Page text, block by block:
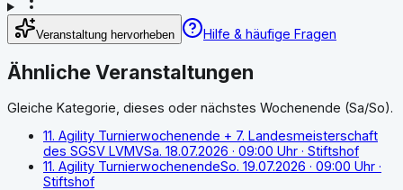
Veranstaltung hervorheben Hilfe & häufige Fragen
Ähnliche Veranstaltungen
Gleiche Kategorie, dieses oder nächstes Wochenende (Sa/So).
11. Agility Turnierwochenende + 7. Landesmeisterschaft
des SGSV LVMVSa. 18.07.2026 · 09:00 Uhr · Stiftshof
11. Agility TurnierwochenendeSo. 19.07.2026 · 09:00 Uhr ·
Stiftshof